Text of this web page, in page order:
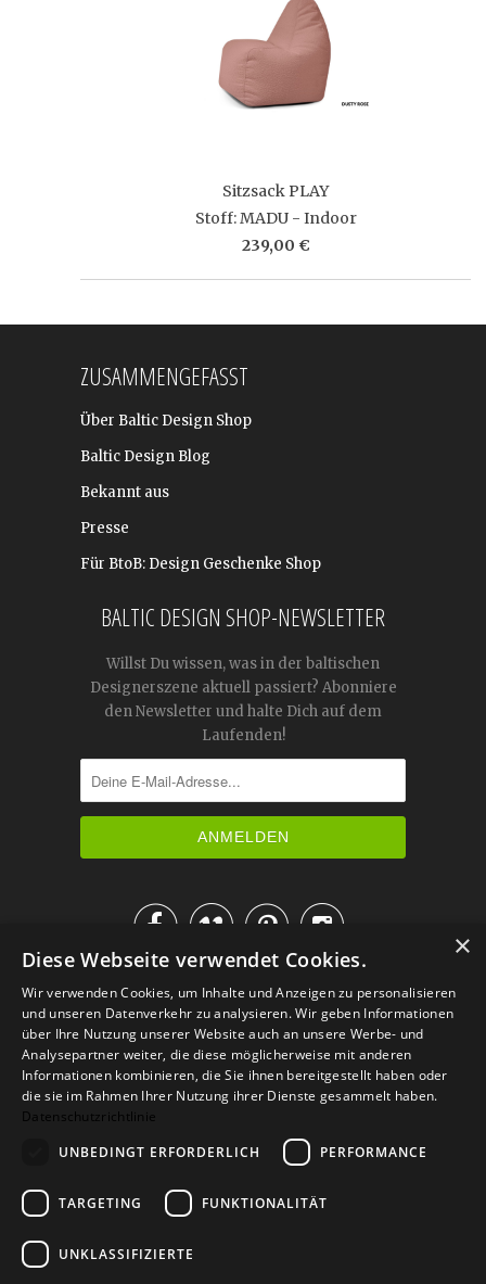
Sitzsack PLAY
Stoff: MADU - Indoor
239,00 €
ZUSAMMENGEFASST
Über Baltic Design Shop
Baltic Design Blog
Bekannt aus
Presse
Für BtoB: Design Geschenke Shop
BALTIC DESIGN SHOP-NEWSLETTER
Willst Du wissen, was in der baltischen
Designerszene aktuell passiert? Abonniere
den Newsletter und halte Dich auf dem
Laufenden!

IM KATALOG BLÄTTERN
Versand Zahlarten
Retoure
Widerrufsformular
×
Diese Webseite verwendet Cookies.
Wir verwenden Cookies, um Inhalte und Anzeigen zu personalisieren
und unseren Datenverkehr zu analysieren. Wir geben Informationen
über Ihre Nutzung unserer Website auch an unsere Werbe- und
Analysepartner weiter, die diese möglicherweise mit anderen
Informationen kombinieren, die Sie ihnen bereitgestellt haben oder
die sie im Rahmen Ihrer Nutzung ihrer Dienste gesammelt haben.
Datenschutzrichtlinie
UNBEDINGT ERFORDERLICH
PERFORMANCE
TARGETING FUNKTIONALITÄT
UNKLASSIFIZIERTE